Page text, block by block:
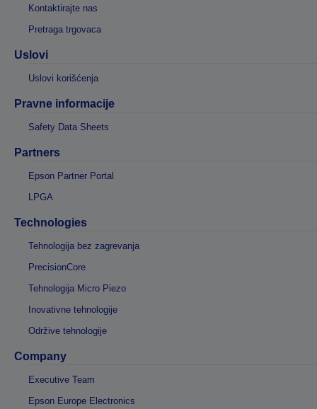
Kontaktirajte nas
Pretraga trgovaca
Uslovi
Uslovi korišćenja
Pravne informacije
Safety Data Sheets
Partners
Epson Partner Portal
LPGA
Technologies
Tehnologija bez zagrevanja
PrecisionCore
Tehnologija Micro Piezo
Inovativne tehnologije
Održive tehnologije
Company
Executive Team
Epson Europe Electronics